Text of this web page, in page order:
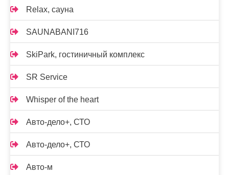
Relax, сауна
SAUNABANI716
SkiPark, гостиничный комплекс
SR Service
Whisper of the heart
Авто-дело+, СТО
Авто-дело+, СТО
Авто-м